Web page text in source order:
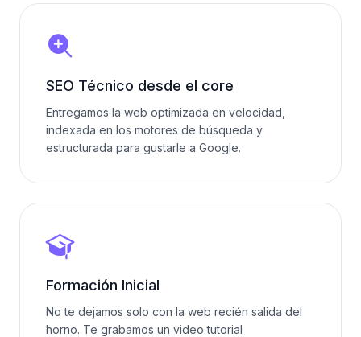
SEO Técnico desde el core
Entregamos la web optimizada en velocidad,
indexada en los motores de búsqueda y
estructurada para gustarle a Google.
Formación Inicial
No te dejamos solo con la web recién salida del
horno. Te grabamos un video tutorial